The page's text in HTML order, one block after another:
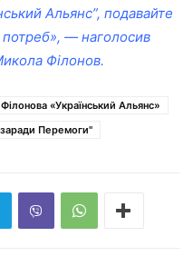
Альянс”, подавайте
потреб», — наголосив
Філонов.
«Український Альянс»
Перемоги"